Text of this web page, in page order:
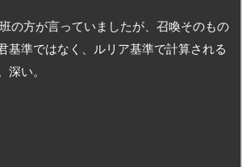
の方が言っていましたが、召喚そのもの
基準ではなく、ルリア基準で計算される
い。